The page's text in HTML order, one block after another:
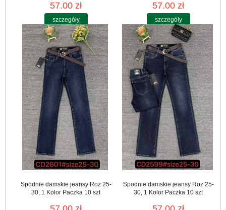
57.00 zł
szczegóły
57.00 zł
szczegóły
Spodnie damskie jeansy Roz 25-
30, 1 Kolor Paczka 10 szt
Spodnie damskie jeansy Roz 25-
30, 1 Kolor Paczka 10 szt